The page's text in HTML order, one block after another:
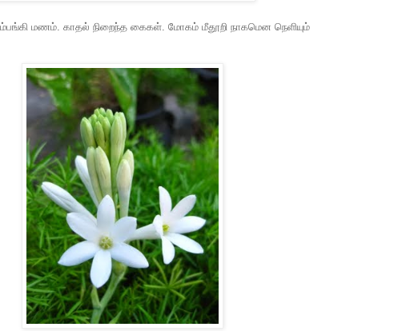
மணம். காதல் நிறைந்த கைகள். மோகம் மீதூறி நாகமென நெளியும்